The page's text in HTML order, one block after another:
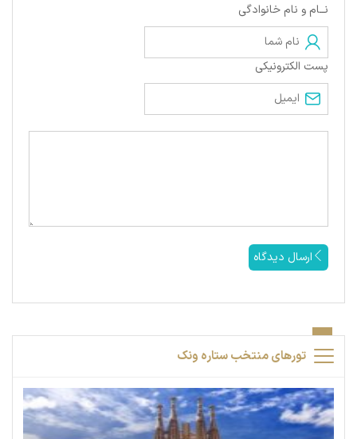
نــام و نام خانوادگی
پست الکترونیکی
ارسال دیدگاه
تورهای منتخب ستاره ونک